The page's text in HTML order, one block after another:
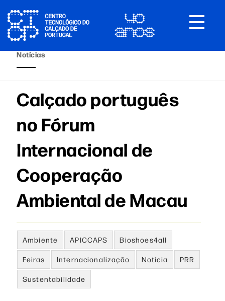
Toggle
Notícias
Calçado português
no Fórum
Internacional de
Cooperação
Ambiental de Macau
Ambiente APICCAPS Bioshoes4all
Feiras Internacionalização Notícia PRR
Sustentabilidade